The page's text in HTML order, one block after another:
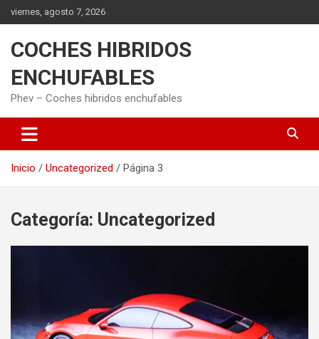
Saltar
al
viernes, agosto 7, 2026
COCHES HIBRIDOS
ENCHUFABLES
Phev – Coches hibridos enchufables
Inicio Uncategorized Página 3
Categoría: Uncategorized